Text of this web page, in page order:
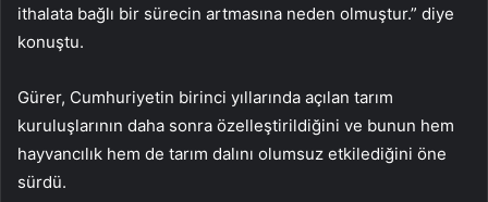
ithalata bağlı bir sürecin artmasına neden olmuştur.” diye
konuştu.
Gürer, Cumhuriyetin birinci yıllarında açılan tarım
kuruluşlarının daha sonra özelleştirildiğini ve bunun hem
hayvancılık hem de tarım dalını olumsuz etkilediğini öne
sürdü.